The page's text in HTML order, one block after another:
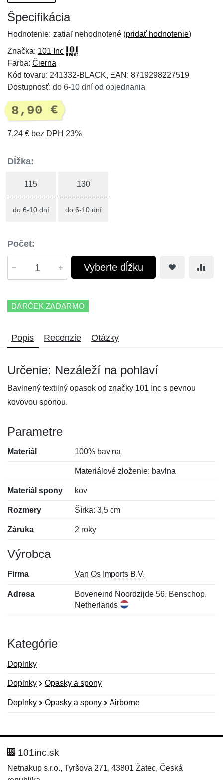
Špecifikácia
Hodnotenie: zatiaľ nehodnotené (pridať hodnotenie)
Značka: 101 Inc
Farba: Čierna
Kód tovaru: 241332-BLACK, EAN: 8719298227519
Dostupnosť: do 6-10 dní od objednania
8,90 €
7,24 € bez DPH 23%
Dĺžka:
115
do 6-10 dní
130
do 6-10 dní
Počet:
Vyberte dĺžku
DARČEK ZADARMO
Popis Recenzie Otázky
Určenie: Nezáleží na pohlaví
Bavlnený textilný opasok od značky 101 Inc s pevnou
kovovou sponou.
Parametre
Materiál 100% bavlna
Materiálové zloženie: bavlna
Materiál spony kov
Rozmery Šírka: 3,5 cm
Záruka 2 roky
Výrobca
Firma Van Os Imports B.V.
Adresa
Boveneind Noordzijde 56, Benschop,
Netherlands
Kategórie
Doplnky
Doplnky Opasky a spony
Doplnky Opasky a spony Airborne
Hodnotenie:
Meno:
101inc.sk
Netnakup s.r.o., Tyršova 271, 43801 Žatec, Česká